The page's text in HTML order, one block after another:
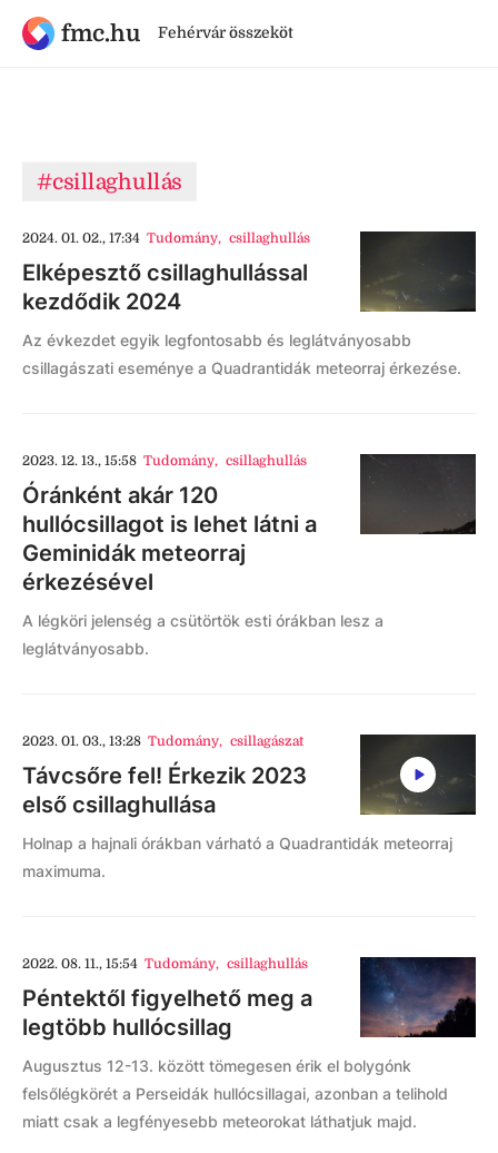
fmc.hu Fehérvár összeköt
#csillaghullás
2024. 01. 02., 17:34 Tudomány, csillaghullás
Elképesztő csillaghullással
kezdődik 2024
Az évkezdet egyik legfontosabb és leglátványosabb
csillagászati eseménye a Quadrantidák meteorraj érkezése.
2023. 12. 13., 15:58 Tudomány, csillaghullás
Óránként akár 120
hullócsillagot is lehet látni a
Geminidák meteorraj
érkezésével
A légköri jelenség a csütörtök esti órákban lesz a
leglátványosabb.
2023. 01. 03., 13:28 Tudomány, csillagászat
Távcsőre fel! Érkezik 2023
első csillaghullása
Holnap a hajnali órákban várható a Quadrantidák meteorraj
maximuma.
2022. 08. 11., 15:54 Tudomány, csillaghullás
Péntektől figyelhető meg a
legtöbb hullócsillag
Augusztus 12-13. között tömegesen érik el bolygónk
felsőlégkörét a Perseidák hullócsillagai, azonban a telihold
miatt csak a legfényesebb meteorokat láthatjuk majd.